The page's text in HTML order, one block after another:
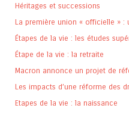
Héritages et successions
La première union « officielle »
Étapes de la vie : les études
Étape de la vie : la retraite
Macron annonce un projet de
Les impacts d’une réforme des
Etapes de la vie : la naissance